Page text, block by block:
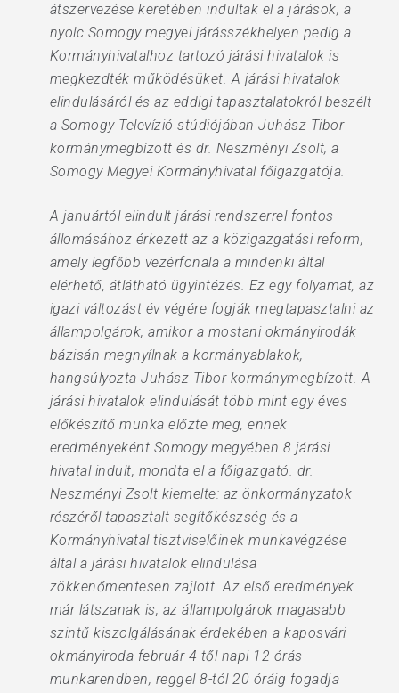
átszervezése keretében indultak el a járások, a
nyolc Somogy megyei járásszékhelyen pedig a
Kormányhivatalhoz tartozó járási hivatalok is
megkezdték működésüket. A járási hivatalok
elindulásáról és az eddigi tapasztalatokról beszélt
a Somogy Televízió stúdiójában Juhász Tibor
kormánymegbízott és dr. Neszményi Zsolt, a
Somogy Megyei Kormányhivatal főigazgatója.
A januártól elindult járási rendszerrel fontos
állomásához érkezett az a közigazgatási reform,
amely legfőbb vezérfonala a mindenki által
elérhető, átlátható ügyintézés. Ez egy folyamat, az
igazi változást év végére fogják megtapasztalni az
állampolgárok, amikor a mostani okmányirodák
bázisán megnyílnak a kormányablakok,
hangsúlyozta Juhász Tibor kormánymegbízott. A
járási hivatalok elindulását több mint egy éves
előkészítő munka előzte meg, ennek
eredményeként Somogy megyében 8 járási
hivatal indult, mondta el a főigazgató. dr.
Neszményi Zsolt kiemelte: az önkormányzatok
részéről tapasztalt segítőkészség és a
Kormányhivatal tisztviselőinek munkavégzése
által a járási hivatalok elindulása
zökkenőmentesen zajlott. Az első eredmények
már látszanak is, az állampolgárok magasabb
szintű kiszolgálásának érdekében a kaposvári
okmányiroda február 4-től napi 12 órás
munkarendben, reggel 8-tól 20 óráig fogadja